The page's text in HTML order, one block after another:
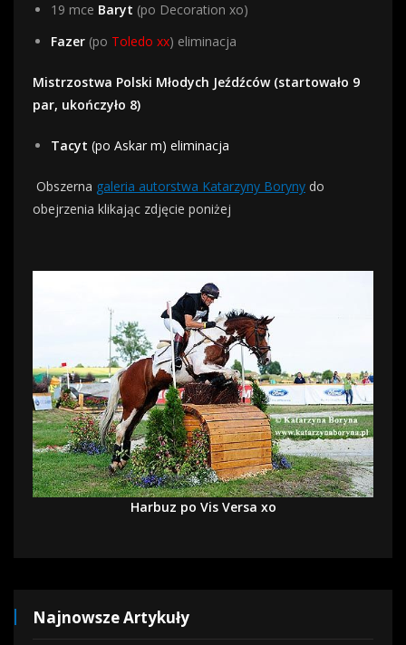
19 mce Baryt (po Decoration xo)
Fazer (po Toledo xx) eliminacja
Mistrzostwa Polski Młodych Jeźdźców (startowało 9
par, ukończyło 8)
Tacyt (po Askar m) eliminacja
Obszerna galeria autorstwa Katarzyny Boryny do
obejrzenia klikając zdjęcie poniżej
Harbuz po Vis Versa xo
Najnowsze Artykuły